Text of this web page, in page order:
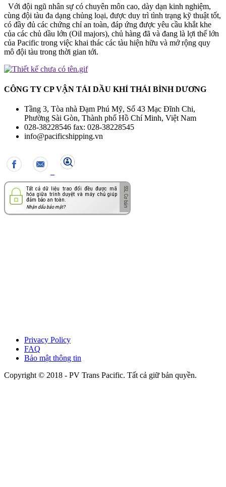
Với đội ngũ nhân sự có chuyên môn cao, dày dạn kinh nghiệm,
cùng đội tàu đa dạng chủng loại, được duy trì tình trạng kỹ thuật tốt,
có đầy đủ các chứng chỉ an toàn, đáp ứng được yêu cầu khắt khe
của các chủ dầu lớn (Oil majors), chủ hàng đã và đang là lợi thế lớn
của Pacific trong việc khai thác các tàu hiện hữu và mở rộng quy
mô đội tàu trong thời gian tới.
CÔNG TY CP VẬN TẢI DẦU KHÍ THÁI BÌNH DƯƠNG
Tầng 3, Tòa nhà Đạm Phú Mỹ, Số 43 Mạc Đĩnh Chi,
Phường Sài Gòn, Thành phố Hồ Chí Minh, Việt Nam
028-38228546 fax: 028-38228545
info@pacificshipping.vn
Tất cả dữ liệu trao đổi đều được mã
hóa giữa trình duyệt và máy chủ giúp
đảm bảo an toàn.
Nhận dấu bảo mật?
Privacy Policy
FAQ
Bảo mật thông tin
Copyright © 2018 - PV Trans Pacific. Tất cả giữ bản quyền.